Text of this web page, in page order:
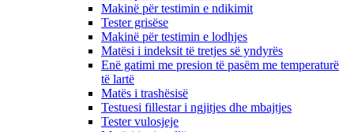
Makinë për testimin e ndikimit
Tester grisëse
Makinë për testimin e lodhjes
Matësi i indeksit të tretjes së yndyrës
Enë gatimi me presion të pasëm me temperaturë
të lartë
Matës i trashësisë
Testuesi fillestar i ngjitjes dhe mbajtjes
Tester vulosjeje